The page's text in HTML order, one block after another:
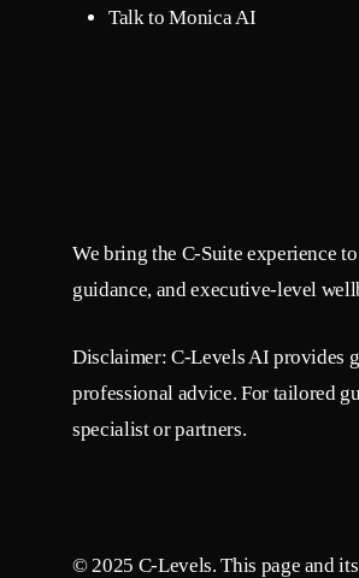
Talk to Monica AI
We bring the C-Suite experience
guidance, and executive-level
Disclaimer: C-Levels AI provides
professional advice. For tailored
specialist or partners.
© 2025 C-Levels. This page and